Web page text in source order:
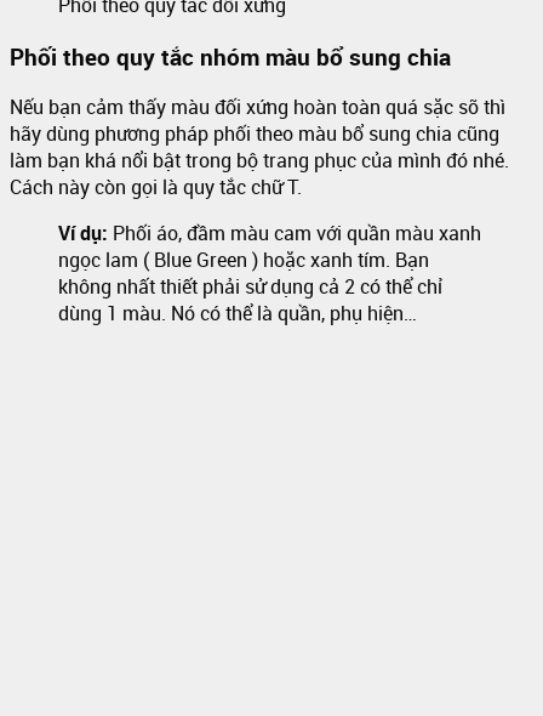
Phối theo quy tắc nhóm màu bổ sung chia
Nếu bạn cảm thấy màu đối xứng hoàn toàn quá sặc sỡ thì
hãy dùng phương pháp phối theo màu bổ sung chia cũng
làm bạn khá nổi bật trong bộ trang phục của mình đó nhé.
Cách này còn gọi là quy tắc chữ T.
Ví dụ: Phối áo, đầm màu cam với quần màu xanh
ngọc lam ( Blue Green ) hoặc xanh tím. Bạn
không nhất thiết phải sử dụng cả 2 có thể chỉ
dùng 1 màu. Nó có thể là quần, phụ hiện…